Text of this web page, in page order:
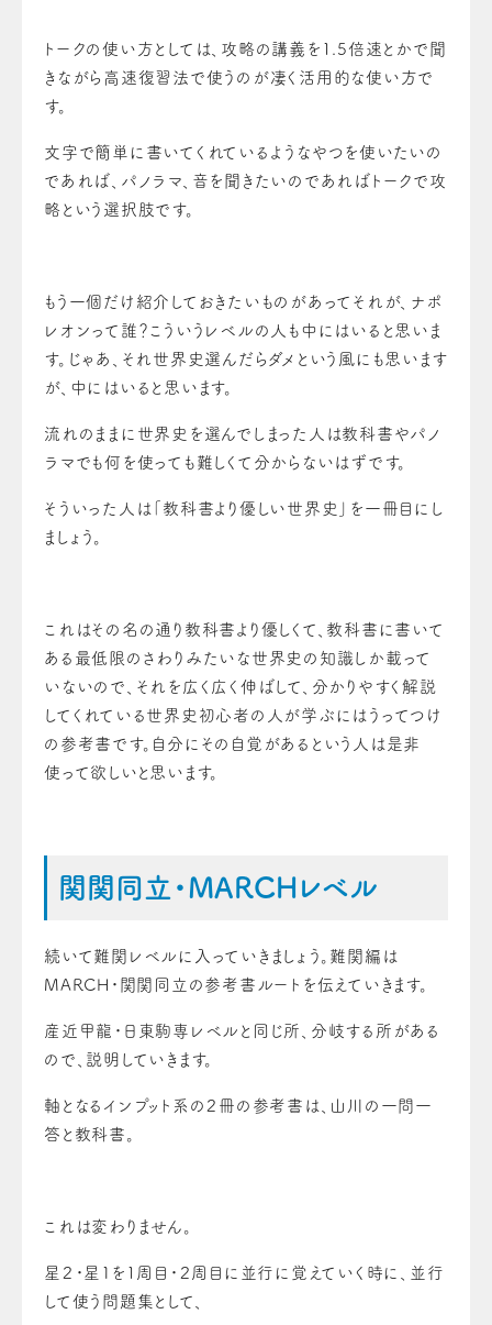
トークの使い方としては、攻略の講義を1.5倍速とかで聞
きながら高速復習法で使うのが凄く活用的な使い方で
す。
文字で簡単に書いてくれているようなやつを使いたいの
であれば、パノラマ、音を聞きたいのであればトークで攻
略という選択肢です。
もう一個だけ紹介しておきたいものがあってそれが、ナポ
レオンって誰？こういうレベルの人も中にはいると思いま
す。じゃあ、それ世界史選んだらダメという風にも思います
が、中にはいると思います。
流れのままに世界史を選んでしまった人は教科書やパノ
ラマでも何を使っても難しくて分からないはずです。
そういった人は「教科書より優しい世界史」を一冊目にし
ましょう。
これはその名の通り教科書より優しくて、教科書に書いて
ある最低限のさわりみたいな世界史の知識しか載って
いないので、それを広く広く伸ばして、分かりやすく解説
してくれている世界史初心者の人が学ぶにはうってつけ
の参考書です。自分にその自覚があるという人は是非
使って欲しいと思います。
関関同立・MARCHレベル
続いて難関レベルに入っていきましょう。難関編は
MARCH・関関同立の参考書ルートを伝えていきます。
産近甲龍・日東駒専レベルと同じ所、分岐する所がある
ので、説明していきます。
軸となるインプット系の２冊の参考書は、山川の一問一
答と教科書。
これは変わりません。
星２・星１を1周目・２周目に並行に覚えていく時に、並行
して使う問題集として、